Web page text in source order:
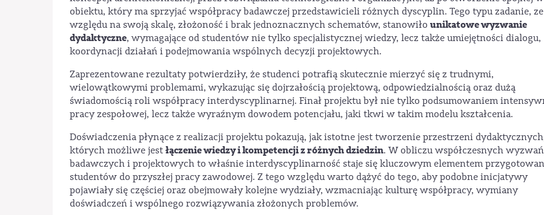
obiektu, który ma sprzyjać współpracy badawczej przedstawicieli różnych dyscyplin. Tego typu zadanie, ze
względu na swoją skalę, złożoność i brak jednoznacznych schematów, stanowiło unikatowe wyzwanie
dydaktyczne, wymagające od studentów nie tylko specjalistycznej wiedzy, lecz także umiejętności dialogu,
koordynacji działań i podejmowania wspólnych decyzji projektowych.
Zaprezentowane rezultaty potwierdziły, że studenci potrafią skutecznie mierzyć się z trudnymi,
wielowątkowymi problemami, wykazując się dojrzałością projektową, odpowiedzialnością oraz dużą
świadomością roli współpracy interdyscyplinarnej. Finał projektu był nie tylko podsumowaniem
pracy zespołowej, lecz także wyraźnym dowodem potencjału, jaki tkwi w takim modelu kształcenia.
Doświadczenia płynące z realizacji projektu pokazują, jak istotne jest tworzenie przestrzeni
których możliwe jest łączenie wiedzy i kompetencji z różnych dziedzin. W obliczu współczesnych wyzwań
badawczych i projektowych to właśnie interdyscyplinarność staje się kluczowym elementem
studentów do przyszłej pracy zawodowej. Z tego względu warto dążyć do tego, aby podobne inicjatywy
pojawiały się częściej oraz obejmowały kolejne wydziały, wzmacniając kulturę współpracy, wymiany
doświadczeń i wspólnego rozwiązywania złożonych problemów.